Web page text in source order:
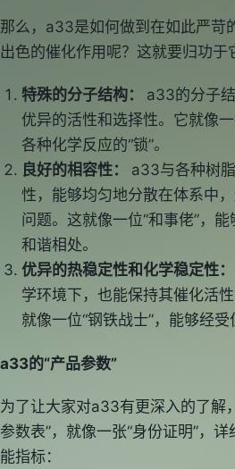
那么，a33是如何做到在如此严苛
出色的催化作用呢？这就要归功于
特殊的分子结构：
a33的分子
优异的活性和选择性。它就像
各种化学反应的“锁”。
良好的相容性：
a33与各种树
性，能够均匀地分散在体系中
问题。这就像一位“和事佬”，
和谐相处。
优异的热稳定性和化学稳定性：
学环境下，也能保持其催化活
就像一位“钢铁战士”，能够经受
a33的“产品参数”
为了让大家对a33有更深入的了解
参数表”，就像一张“身份证明”，
能指标：